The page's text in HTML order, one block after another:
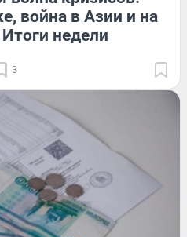
война в Азии и на
недели
3